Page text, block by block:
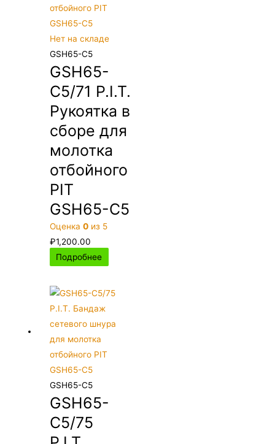
Нет на складе
GSH65-C5
GSH65-
C5/71 P.I.T.
Рукоятка в
сборе для
молотка
отбойного
PIT
GSH65-C5
Оценка0 из 5
₽1,200.00
Подробнее
GSH65-C5
GSH65-
C5/75